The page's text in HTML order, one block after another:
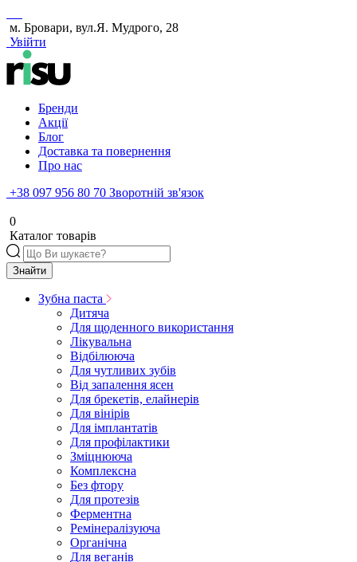
м. Бровари, вул.Я. Мудрого, 28
Увійти
Бренди
Акції
Блог
Доставка та повернення
Про нас
+38 097 956 80 70 Зворотній зв'язок
0
Каталог товарів
Знайти
Зубна паста
Дитяча
Для щоденного використання
Лікувальна
Відбілююча
Для чутливих зубів
Від запалення ясен
Для брекетів, елайнерів
Для вінірів
Для імплантатів
Для профілактики
Зміцнююча
Комплексна
Без фтору
Для протезів
Ферментна
Ремінералізуюча
Органічна
Для веганів